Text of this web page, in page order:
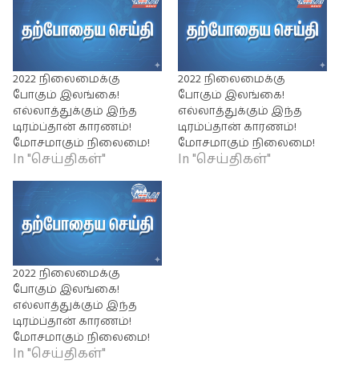
2022 நிலைமைக்கு
போகும் இலங்கை!
எல்லாத்துக்கும் இந்த
டிரம்ப்தான் காரணம்!
மோசமாகும் நிலைமை!
In "செய்திகள்"
2022 நிலைமைக்கு
போகும் இலங்கை!
எல்லாத்துக்கும் இந்த
டிரம்ப்தான் காரணம்!
மோசமாகும் நிலைமை!
In "செய்திகள்"
2022 நிலைமைக்கு
போகும் இலங்கை!
எல்லாத்துக்கும் இந்த
டிரம்ப்தான் காரணம்!
மோசமாகும் நிலைமை!
In "செய்திகள்"